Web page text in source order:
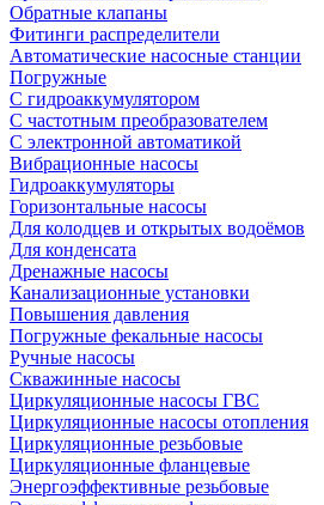
Обратные клапаны
Фитинги распределители
Автоматические насосные станции
Погружные
С гидроаккумулятором
С частотным преобразователем
С электронной автоматикой
Вибрационные насосы
Гидроаккумуляторы
Горизонтальные насосы
Для колодцев и открытых водоёмов
Для конденсата
Дренажные насосы
Канализационные установки
Повышения давления
Погружные фекальные насосы
Ручные насосы
Скважинные насосы
Циркуляционные насосы ГВС
Циркуляционные насосы отопления
Циркуляционные резьбовые
Циркуляционные фланцевые
Энергоэффективные резьбовые